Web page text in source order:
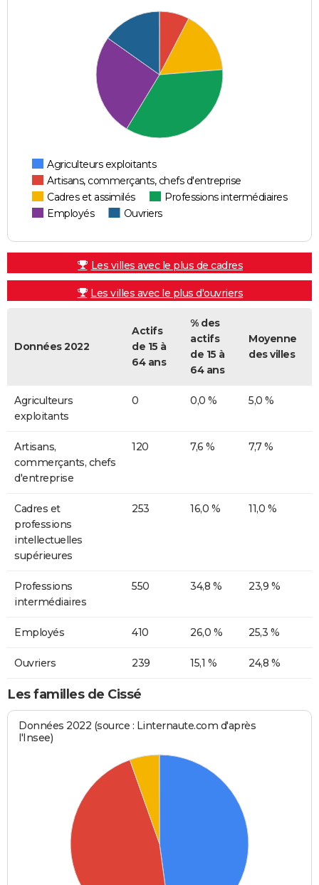
Agriculteurs exploitants
Artisans, commerçants, chefs d'entreprise
Cadres et assimilés
Professions intermédiaires
Employés
Ouvriers
Les villes avec le plus de cadres
Les villes avec le plus d'ouvriers
Données 2022
Actifs
de 15 à
64 ans
% des
actifs
de 15 à
64 ans
Moyenne
des villes
Agriculteurs
exploitants
0 0,0 % 5,0 %
Artisans,
commerçants, chefs
d'entreprise
120 7,6 % 7,7 %
Cadres et
professions
intellectuelles
supérieures
253 16,0 % 11,0 %
Professions
intermédiaires
550 34,8 % 23,9 %
Employés 410 26,0 % 25,3 %
Ouvriers 239 15,1 % 24,8 %
Les familles de Cissé
Données 2022 (source : Linternaute.com d'après
l'Insee)